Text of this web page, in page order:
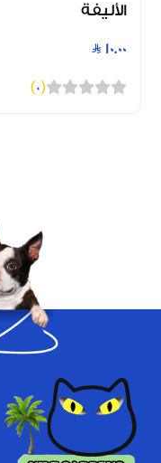
الأليفة
10.00
(
0
)